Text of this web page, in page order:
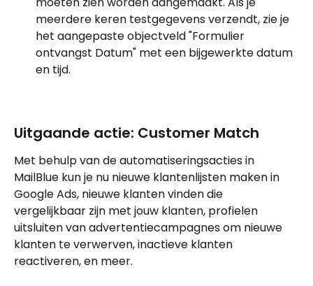
meerdere keren testgegevens verzendt, zie je
het aangepaste objectveld "Formulier
ontvangst Datum" met een bijgewerkte datum
en tijd.
Uitgaande actie: Customer Match
Met behulp van de automatiseringsacties in
MailBlue kun je nu nieuwe klantenlijsten maken in
Google Ads, nieuwe klanten vinden die
vergelijkbaar zijn met jouw klanten, profielen
uitsluiten van advertentiecampagnes om nieuwe
klanten te verwerven, inactieve klanten
reactiveren, en meer.